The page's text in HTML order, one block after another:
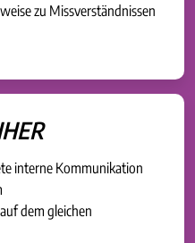
zu Missverständnissen
interne Kommunikation
dem gleichen